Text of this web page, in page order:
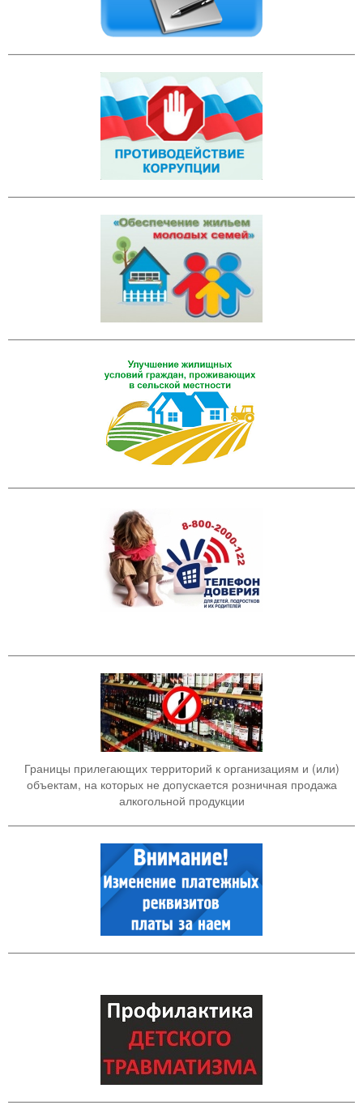
Границы прилегающих территорий к организациям и (или)
объектам, на которых не допускается розничная продажа
алкогольной продукции